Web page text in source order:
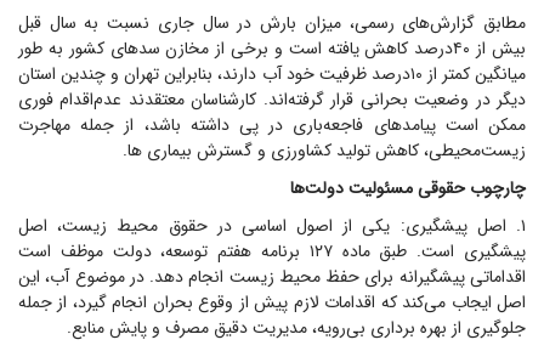
مطابق گزارش‌های رسمی، میزان بارش در سال جاری نسبت به سال قبل
بیش از ۴۰‌درصد کاهش یافته است و برخی از مخازن سد‌های کشور به طور
میانگین کمتر از ۱۰‌درصد ظرفیت خود آب دارند، بنابراین تهران و چندین استان
دیگر در وضعیت بحرانی قرار گرفته‌اند. کارشناسان معتقدند عدم‌اقدام فوری
ممکن است پیامد‌های فاجعه‌باری در پی داشته باشد، از جمله مهاجرت
زیست‌محیطی، کاهش تولید کشاورزی و گسترش بیماری ها.
چارچوب حقوقی مسئولیت دولت‌ها
۱. اصل پیشگیری: یکی از اصول اساسی در حقوق محیط زیست، اصل
پیشگیری است. طبق ماده ۱۲۷ برنامه هفتم توسعه، دولت موظف است
اقداماتی پیشگیرانه برای حفظ محیط زیست انجام دهد. در موضوع آب، این
اصل ایجاب می‌کند که اقدامات لازم پیش از وقوع بحران انجام گیرد، از جمله
جلوگیری از بهره برداری بی‌رویه، مدیریت دقیق مصرف و پایش منابع.